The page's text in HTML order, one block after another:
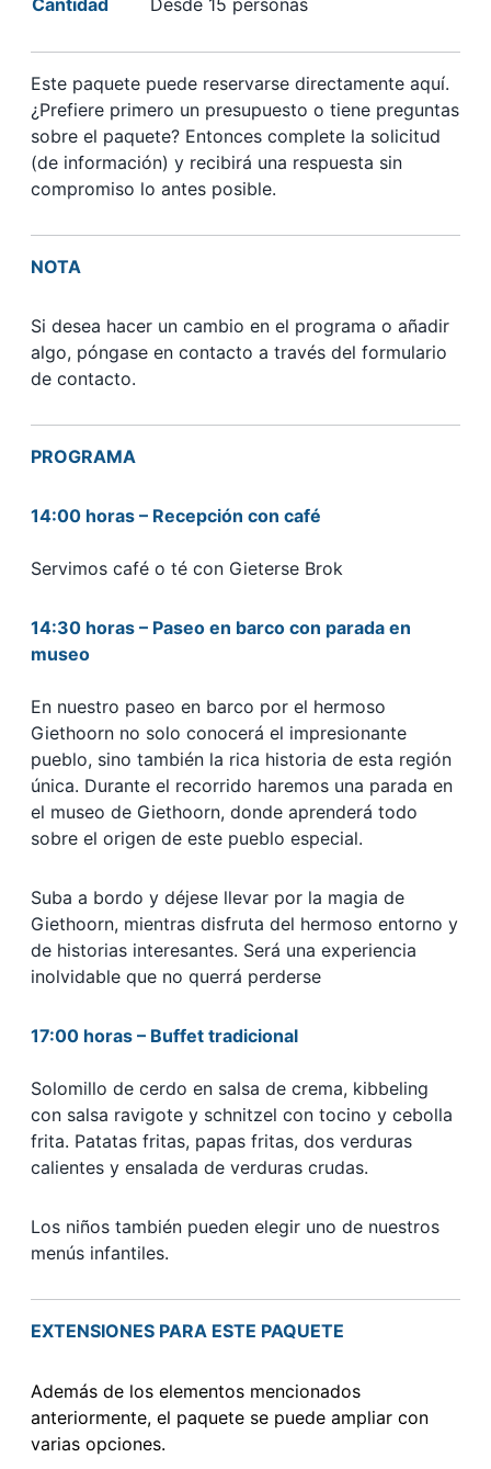
Cantidad Desde 15 personas
Este paquete puede reservarse directamente aquí.
¿Prefiere primero un presupuesto o tiene preguntas
sobre el paquete? Entonces complete la solicitud
(de información) y recibirá una respuesta sin
compromiso lo antes posible.
NOTA
Si desea hacer un cambio en el programa o añadir
algo, póngase en contacto a través del formulario
de contacto.
PROGRAMA
14:00 horas – Recepción con café
Servimos café o té con Gieterse Brok
14:30 horas – Paseo en barco con parada en
museo
En nuestro paseo en barco por el hermoso
Giethoorn no solo conocerá el impresionante
pueblo, sino también la rica historia de esta región
única. Durante el recorrido haremos una parada en
el museo de Giethoorn, donde aprenderá todo
sobre el origen de este pueblo especial.
Suba a bordo y déjese llevar por la magia de
Giethoorn, mientras disfruta del hermoso entorno y
de historias interesantes. Será una experiencia
inolvidable que no querrá perderse
17:00 horas – Buffet tradicional
Solomillo de cerdo en salsa de crema, kibbeling
con salsa ravigote y schnitzel con tocino y cebolla
frita. Patatas fritas, papas fritas, dos verduras
calientes y ensalada de verduras crudas.
Los niños también pueden elegir uno de nuestros
menús infantiles.
EXTENSIONES PARA ESTE PAQUETE
Además de los elementos mencionados
anteriormente, el paquete se puede ampliar con
varias opciones.